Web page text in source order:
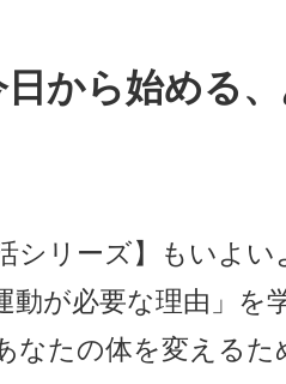
から始める
シリーズ】もいよ
動が必要な理由」
なたの体を変えるた